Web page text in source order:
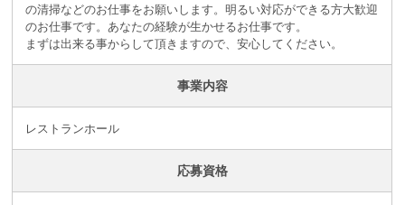
の清掃などのお仕事をお願いします。明るい対応ができる方大歓迎
のお仕事です。あなたの経験が生かせるお仕事です。
まずは出来る事からして頂きますので、安心してください。
事業内容
レストランホール
応募資格